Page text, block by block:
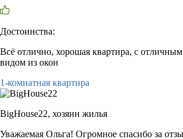
Достоинства:
Всё отлично, хорошая квартира, с
видом из окон
1-комнатная квартира
BigHouse22, хозяин жилья
Уважаемая Ольга! Огромное спасибо за